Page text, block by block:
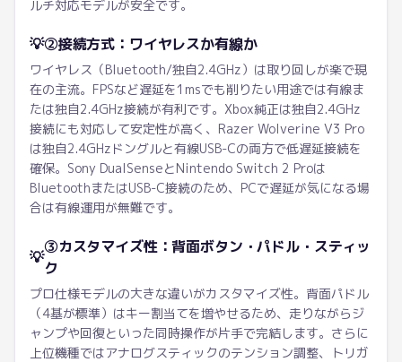
ルチ対応モデルが安全です。
💡②接続方式：ワイヤレスか有線か
ワイヤレス（Bluetooth/独自2.4GHz）は取り回しが楽で現
在の主流。FPSなど遅延を1msでも削りたい用途では有線ま
たは独自2.4GHz接続が有利です。Xbox純正は独自2.4GHz
接続にも対応して安定性が高く、Razer Wolverine V3 Pro
は独自2.4GHzドングルと有線USB-Cの両方で低遅延接続を
確保。Sony DualSenseとNintendo Switch 2 Proは
BluetoothまたはUSB-C接続のため、PCで遅延が気になる場
合は有線運用が無難です。
💡
③カスタマイズ性：背面ボタン・パドル・スティッ
ク
プロ仕様モデルの大きな違いがカスタマイズ性。背面パドル
（4基が標準）はキー割当てを増やせるため、走りながらジ
ャンプや回復といった同時操作が片手で完結します。さらに
上位機種ではアナログスティックのテンション調整、トリガ